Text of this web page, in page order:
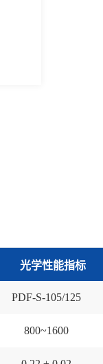
光学性能指标
PDF-S-105/125
800~1600